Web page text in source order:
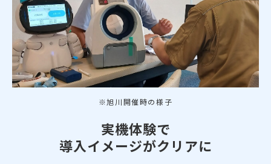
※旭川開催時の様子
実機体験で
導入イメージがクリアに